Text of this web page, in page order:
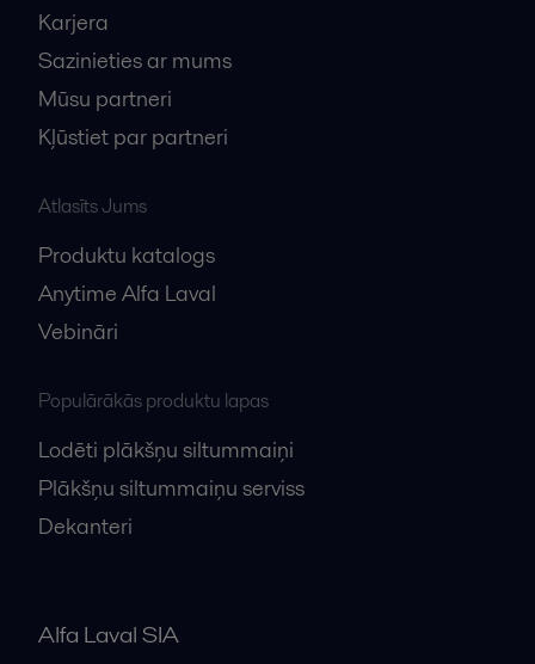
Karjera
Sazinieties ar mums
Mūsu partneri
Kļūstiet par partneri
Atlasīts Jums
Produktu katalogs
Anytime Alfa Laval
Vebināri
Populārākās produktu lapas
Lodēti plākšņu siltummaiņi
Plākšņu siltummaiņu serviss
Dekanteri
Alfa Laval SIA